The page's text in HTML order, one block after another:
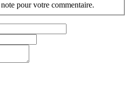
pour votre commentaire.